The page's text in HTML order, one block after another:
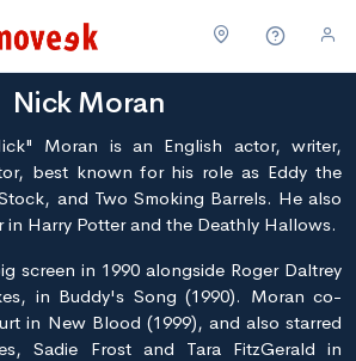
Nick Moran
Moran is an English actor, writer,
best known for his role as Eddy the
and Two Smoking Barrels. He also
in Harry Potter and the Deathly Hallows.
screen in 1990 alongside Roger Daltrey
in Buddy's Song (1990). Moran co-
in New Blood (1999), and also starred
Sadie Frost and Tara FitzGerald in